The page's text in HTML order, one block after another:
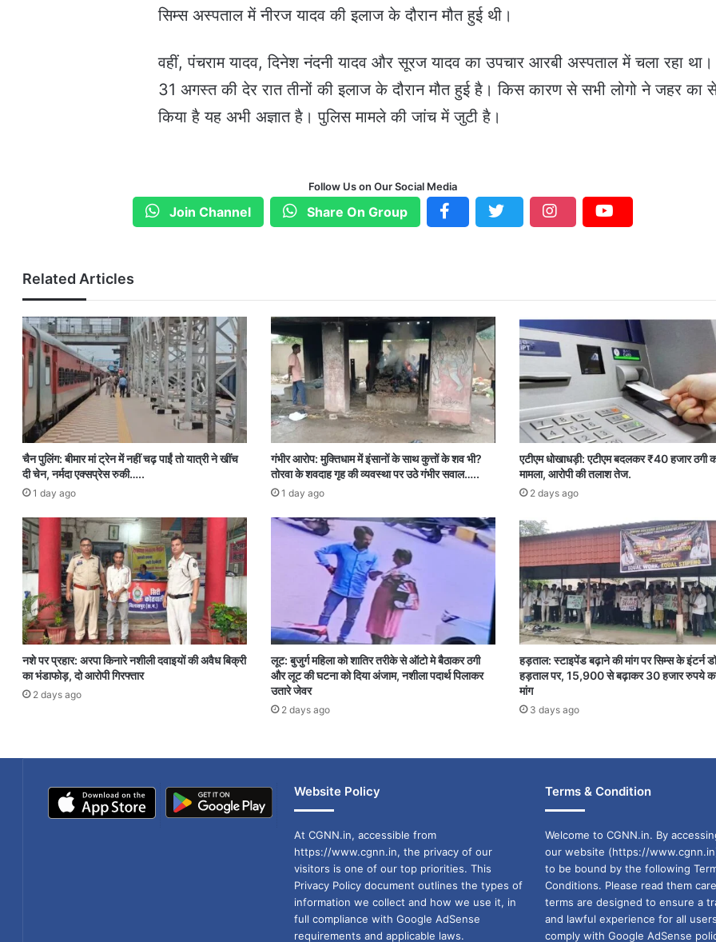
सिम्स अस्पताल में नीरज यादव की इलाज के दौरान मौत हुई थी।
वहीं, पंचराम यादव, दिनेश नंदनी यादव और सूरज यादव का उपचार आरबी अस्पताल में चला रहा
31 अगस्त की देर रात तीनों की इलाज के दौरान मौत हुई है। किस कारण से सभी लोगो ने जहर का
किया है यह अभी अज्ञात है। पुलिस मामले की जांच में जुटी है।
Follow Us on Our Social Media
Join Channel Share On Group
Related Articles
चैन पुलिंग: बीमार मां ट्रेन में नहीं चढ़ पाईं तो यात्री ने खींच
दी चेन, नर्मदा एक्सप्रेस रुकी…..
1 day ago
गंभीर आरोप: मुक्तिधाम में इंसानों के साथ कुत्तों के शव भी?
तोरवा के शवदाह गृह की व्यवस्था पर उठे गंभीर सवाल…..
1 day ago
एटीएम धोखाधड़ी: एटीएम बदलकर ₹40 हजार ठगी
मामला, आरोपी की तलाश तेज.
2 days ago
नशे पर प्रहार: अरपा किनारे नशीली दवाइयों की अवैध बिक्री
का भंडाफोड़, दो आरोपी गिरफ्तार
2 days ago
लूट: बुजुर्ग महिला को शातिर तरीके से ऑटो मे बैठाकर ठगी
और लूट की घटना को दिया अंजाम, नशीला पदार्थ पिलाकर
उतारे जेवर
2 days ago
हड़ताल: स्टाइपेंड बढ़ाने की मांग पर सिम्स के इंटर्न
हड़ताल पर, 15,900 से बढ़ाकर 30 हजार रुपये
मांग
3 days ago
Website Policy
At CGNN.in, accessible from
https://www.cgnn.in, the privacy of our
visitors is one of our top priorities. This
Privacy Policy document outlines the types of
information we collect and how we use it, in
full compliance with Google AdSense
requirements and applicable laws.
Terms & Condition
Welcome to CGNN.in. By
our website (https://
to be bound by the following
Conditions. Please read them
terms are designed to ensure a
and lawful experience for all
comply with Google AdSense